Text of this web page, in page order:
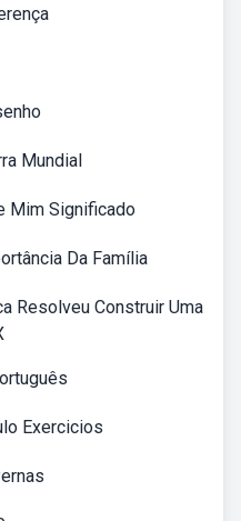
Mundial
Mim Significado
Da Família
Resolveu Construir Uma
Exercicios